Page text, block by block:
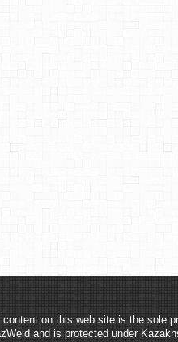
content on this web site is the sole
and is protected under